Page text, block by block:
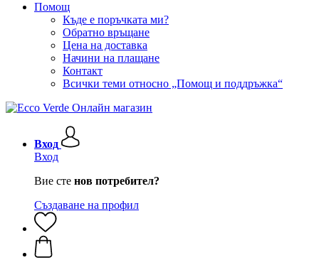
Помощ
Къде е поръчката ми?
Обратно връщане
Цена на доставка
Начини на плащане
Контакт
Всички теми относно „Помощ и поддръжка“
Вход
Вход
Вие сте нов потребител?
Създаване на профил